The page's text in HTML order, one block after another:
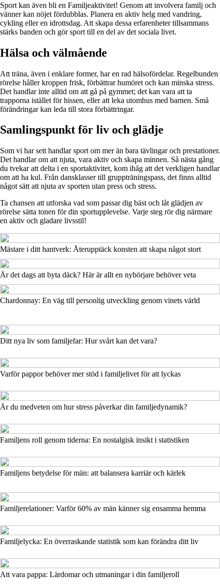
Sport kan även bli en Familjeaktivitet! Genom att involvera familj och
vänner kan nöjet fördubblas. Planera en aktiv helg med vandring,
cykling eller en idrottsdag. Att skapa dessa erfarenheter tillsammans
stärks banden och gör sport till en del av det sociala livet.
Hälsa och välmående
Att träna, även i enklare former, har en rad hälsofördelar. Regelbunden
rörelse håller kroppen frisk, förbättrar humöret och kan minska stress.
Det handlar inte alltid om att gå på gymmet; det kan vara att ta
trapporna istället för hissen, eller att leka utomhus med barnen. Små
förändringar kan leda till stora förbättringar.
Samlingspunkt för liv och glädje
Som vi har sett handlar sport om mer än bara tävlingar och prestationer.
Det handlar om att njuta, vara aktiv och skapa minnen. Så nästa gång
du tvekar att delta i en sportaktivitet, kom ihåg att det verkligen handlar
om att ha kul. Från dansklasser till gruppträningspass, det finns alltid
något sätt att njuta av sporten utan press och stress.
Ta chansen att utforska vad som passar dig bäst och låt glädjen av
rörelse sätta tonen för din sportupplevelse. Varje steg rör dig närmare
en aktiv och gladare livsstil!
Mästare i ditt hantverk: Återupptäck konsten att skapa något stort
Är det dags att byta däck? Här är allt en nybörjare behöver veta
Chardonnay: En väg till personlig utveckling genom vinets värld
Ditt nya liv som familjefar: Hur svårt kan det vara?
Varför pappor behöver mer stöd i familjelivet för att lyckas
Är du medveten om hur stress påverkar din familjedynamik?
Familjens roll genom tiderna: En nostalgisk insikt i statistiken
Familjens betydelse för män: att balansera karriär och kärlek
Familjerelationer: Varför 60% av män känner sig ensamma hemma
Familjelycka: En överraskande statistik som kan förändra ditt liv
Att vara pappa: Lärdomar och utmaningar i din familjeroll